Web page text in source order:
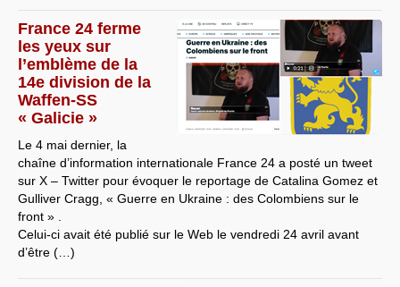
France 24 ferme
les yeux sur
l’emblème de la
14e division de la
Waffen-SS
« Galicie »
Le 4 mai dernier, la
chaîne d’information internationale France 24 a posté un tweet
sur X – Twitter pour évoquer le reportage de Catalina Gomez et
Gulliver Cragg, « Guerre en Ukraine : des Colombiens sur le
front » .
Celui-ci avait été publié sur le Web le vendredi 24 avril avant
d’être (…)